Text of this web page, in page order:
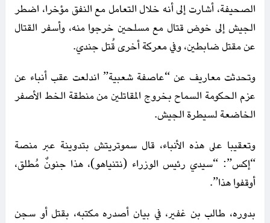
الصحيفة، أشارت إلى أنه خلال التعامل مع النفق مؤخرا، اضطر
الجيش إلى خوض قتال مع مسلحين خرجوا منه، وأسفر القتال
عن مقتل ضابطين، وفي معركة أخرى قُتل جندي.
وتحدثت معاريف عن “عاصفة شعبية” اندلعت عقب أنباء عن
عزم الحكومة السماح بخروج المقاتلين من منطقة الخط الأصفر
الخاضعة لسيطرة الجيش.
وتعقيبا على هذه الأنباء، قال سموتريتش بتدوينة عبر منصة
“إكس”: “سيدي رئيس الوزراء (نتنياهو)، هذا جنونٌ مُطلق،
أوقفوا هذا”.
بدوره، طالب بن غفير، في بيان أصدره مكتبه، بقتل أو سجن